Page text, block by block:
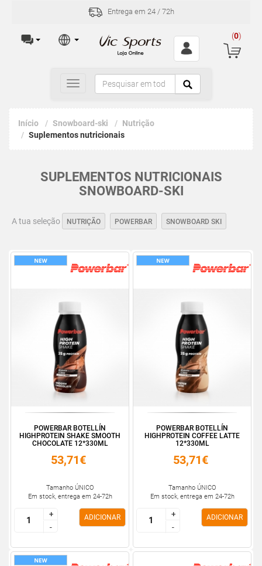
Entrega em 24 / 72h
(0)
Toggle
navigation
Início Snowboard-ski
Nutrição
Suplementos nutricionais
SUPLEMENTOS NUTRICIONAIS
SNOWBOARD-SKI
A tua seleção NUTRIÇÃO POWERBAR SNOWBOARD SKI
POWERBAR BOTELLÍN
HIGHPROTEIN SHAKE SMOOTH
CHOCOLATE 12*330ML
53,71€
Tamanho ÚNICO
Em stock, entrega em 24-72h
+
-
+
-
ADICIONAR
POWERBAR BOTELLÍN
HIGHPROTEIN COFFEE LATTE
12*330ML
53,71€
Tamanho ÚNICO
Em stock, entrega em 24-72h
+
-
+
-
ADICIONAR